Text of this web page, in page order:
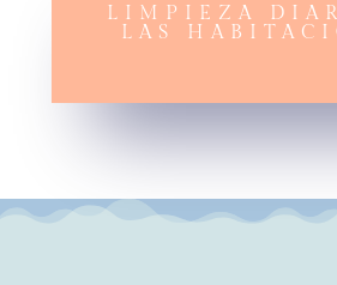
LIMPIEZA
LAS